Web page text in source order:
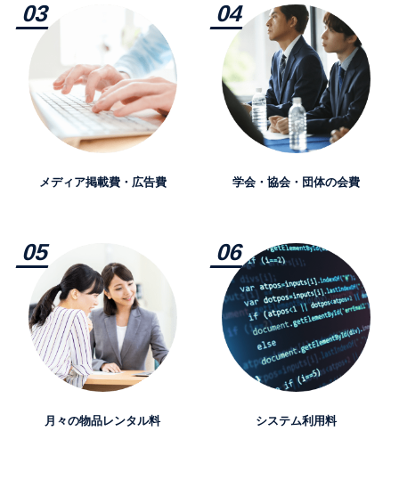
メディア掲載費・広告費 学会・協会・団体の会費
月々の物品レンタル料 システム利用料